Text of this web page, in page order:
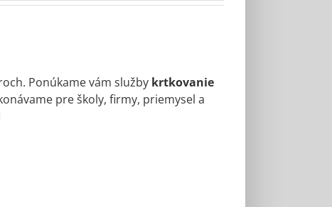
Ponúkame vám služby krtkovanie
pre školy, firmy, priemysel a